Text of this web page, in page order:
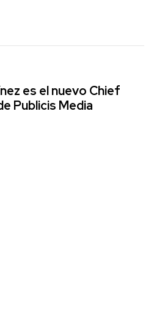
es el nuevo Chief
Publicis Media